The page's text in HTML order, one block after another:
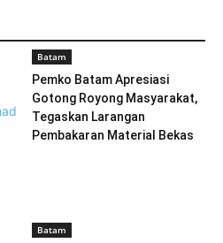
Batam
Pemko Batam Apresiasi
Gotong Royong Masyarakat,
Tegaskan Larangan
Pembakaran Material Bekas
Batam